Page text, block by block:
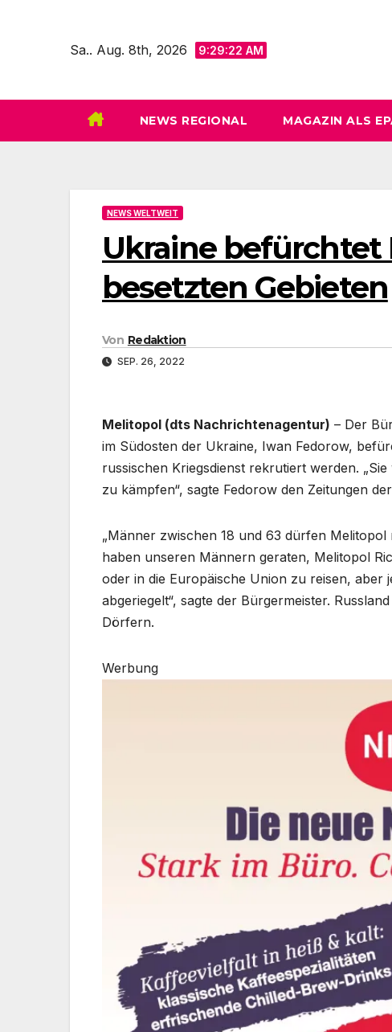
Sa.. Aug. 8th, 2026 9:29:23 AM
NEWS REGIONAL MAGAZIN ALS
NEWS WELTWEIT
Ukraine
besetzten Gebieten
Von Redaktion
SEP. 26, 2022
Melitopol (dts Nachrichtenagentur) – Der
im Südosten der Ukraine, Iwan Fedorow,
russischen Kriegsdienst rekrutiert werden.
zu kämpfen“, sagte Fedorow den Zeitungen
„Männer zwischen 18 und 63 dürfen Melitopol
haben unseren Männern geraten, Melitopol
oder in die Europäische Union zu reisen, aber
abgeriegelt“, sagte der Bürgermeister.
Dörfern.
Werbung